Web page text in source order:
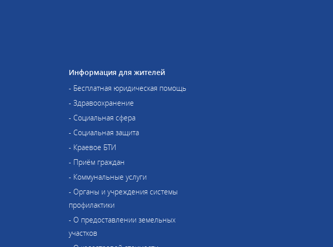
Информация для жителей
- Бесплатная юридическая помощь
- Здравоохранение
- Социальная сфера
- Социальная защита
- Краевое БТИ
- Приём граждан
- Коммунальные услуги
- Органы и учреждения системы
профилактики
- О предоставлении земельных
участков